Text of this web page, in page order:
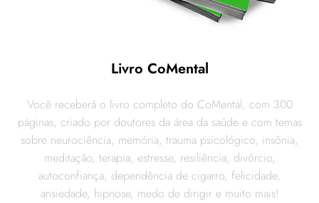
Livro CoMental
Você receberá o livro completo do CoMental, com 300
páginas, criado por doutores da área da saúde e com temas
sobre neurociência, memória, trauma psicológico, insônia,
meditação, terapia, estresse, resiliência, divórcio,
autoconfiança, dependência de cigarro, felicidade,
ansiedade, hipnose, medo de dirigir e muito mais!